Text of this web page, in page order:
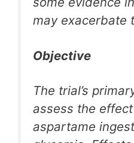
may exacerbate
Objective
The trial’s
assess the
aspartame